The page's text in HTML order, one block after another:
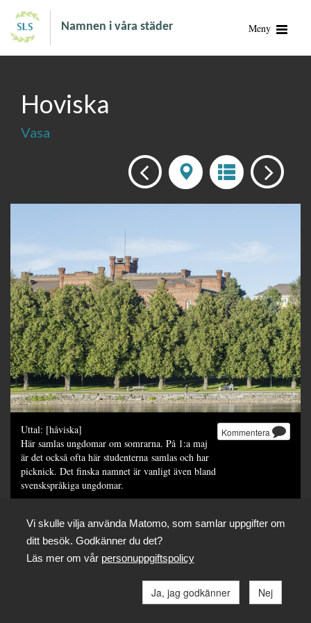
Namnen i våra städer Meny
Hoviska
Vasa
Kommentera
Uttal: [håviska]
Här samlas ungdomar om somrarna. På 1:a maj
är det också ofta här studenterna samlas och har
picknick. Det finska namnet är vanligt även bland
svenskspråkiga ungdomar.
Dela
Vi skulle vilja använda Matomo, som samlar uppgifter om
ditt besök. Godkänner du det?
Läs mer om vår personuppgiftspolicy
Ja, jag godkänner Nej